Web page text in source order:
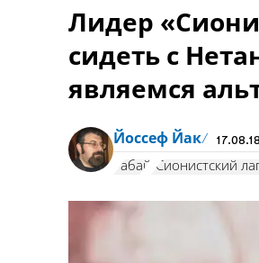
Лидер
сидеть с
являемся
Йоссеф Йак
Габай "Сионистский